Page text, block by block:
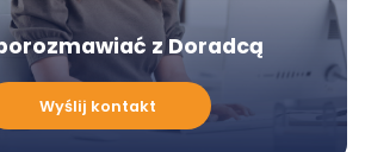
z Doradcą
Wyślij kontakt